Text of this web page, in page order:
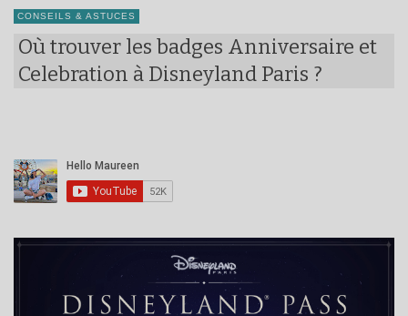
CONSEILS & ASTUCES
Où trouver les badges Anniversaire et
Celebration à Disneyland Paris ?